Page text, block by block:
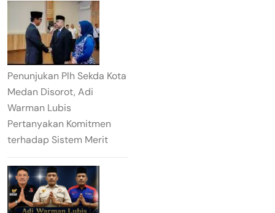
Penunjukan Plh Sekda Kota
Medan Disorot, Adi
Warman Lubis
Pertanyakan Komitmen
terhadap Sistem Merit